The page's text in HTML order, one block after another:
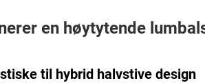
en høytytende
til hybrid halvstive design